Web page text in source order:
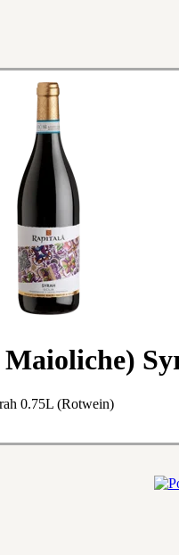
0.75L (Rotwein)